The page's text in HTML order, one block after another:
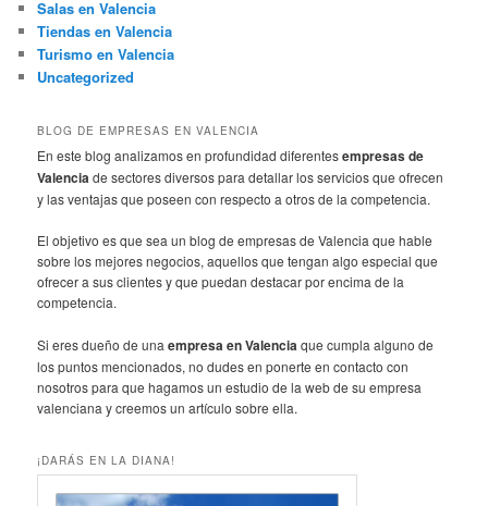
Salas en Valencia
Tiendas en Valencia
Turismo en Valencia
Uncategorized
BLOG DE EMPRESAS EN VALENCIA
En este blog analizamos en profundidad diferentesempresas de
Valenciade sectores diversos para detallar los servicios que ofrecen
y las ventajas que poseen con respecto a otros de la competencia.
El objetivo es que sea un blog de empresas de Valencia que hable
sobre los mejores negocios, aquellos que tengan algo especial que
ofrecer a sus clientes y que puedan destacar por encima de la
competencia.
Si eres dueño de unaempresa en Valenciaque cumpla alguno de
los puntos mencionados, no dudes en ponerte en contacto con
nosotros para que hagamos un estudio de la web de su empresa
valenciana y creemos un artículo sobre ella.
¡DARÁS EN LA DIANA!